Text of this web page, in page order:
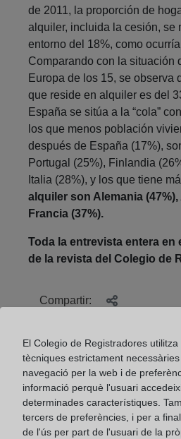
de 2011, la proporción de
alquiler, incluida la cesión, se
entorno del 18%, como
Comparando con la situación
Europa de los 15, se observa
que reside en alquiler es del
España se sitúa a la “cola”
los que menos población
después de España (17%),
Portugal (25%), Finlandia
Italia (28%), y los que tiene
alquiler son Alemania
Francia (37%).
Toda la entrevista entera en
de la revista del Colegio de
Compartir:
Soledad Becerril: “Desde
querido dar traslado a las
El Colegio de Registradores
tècniques estrictament
navegació per la web i de
informació perquè l'usuari
determinades característiques.
tercers de preferències, i per a
de l'ús per part de l'usuari de la